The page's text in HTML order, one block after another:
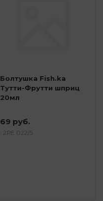
Болтушка Fish.ka
Тутти-Фрутти шприц
20мл
69 руб.
: 2РЕ 022/5